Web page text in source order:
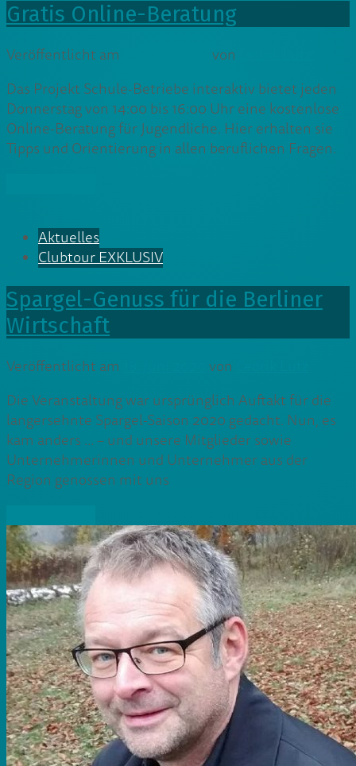
Gratis Online-Beratung
Veröffentlicht am von
Das Projekt Schule-Betriebe interaktiv bietet jeden
Donnerstag von 14:00 bis 16:00 Uhr eine kostenlose
Online-Beratung für Jugendliche. Hier erhalten sie
Tipps und Orientierung in allen beruflichen Fragen.
Aktuelles
Clubtour EXKLUSIV
Spargel-Genuss für die Berliner
Wirtschaft
Veröffentlicht am von
Die Veranstaltung war ursprünglich Auftakt für die
langersehnte Spargel-Saison 2020 gedacht. Nun, es
kam anders … – und unsere Mitglieder sowie
Unternehmerinnen und Unternehmer aus der
Region genossen mit uns